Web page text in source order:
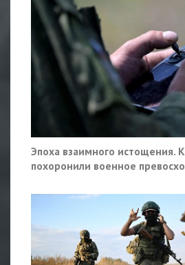
Эпоха взаимного истощения.
похоронили военное